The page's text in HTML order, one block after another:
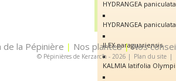
HYDRANGEA
HYDRANGEA
ILEX paraguariensis
KALMIA latifolia
la Pépinière | Nos plantes|Nos
© Pépinières de Kerzarc'h - 2026 | Plan du site |